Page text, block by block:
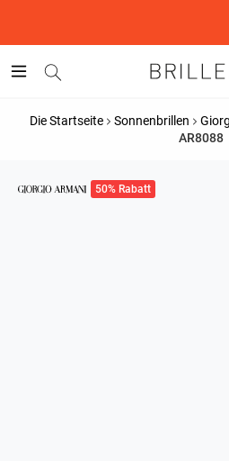
Die Startseite Sonnenbrillen
AR8088
50% Rabatt